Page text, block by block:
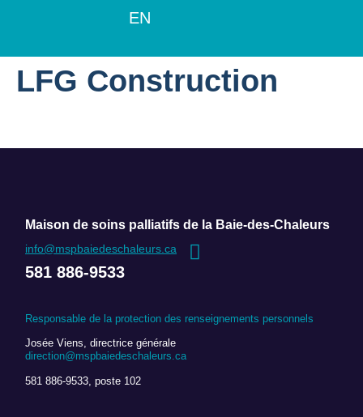
EN
LFG Construction
Maison de soins palliatifs de la Baie-des-Chaleurs
info@mspbaiedeschaleurs.ca
581 886-9533
Responsable de la protection des renseignements personnels
Josée Viens, directrice générale
direction@mspbaiedeschaleurs.ca
581 886-9533, poste 102